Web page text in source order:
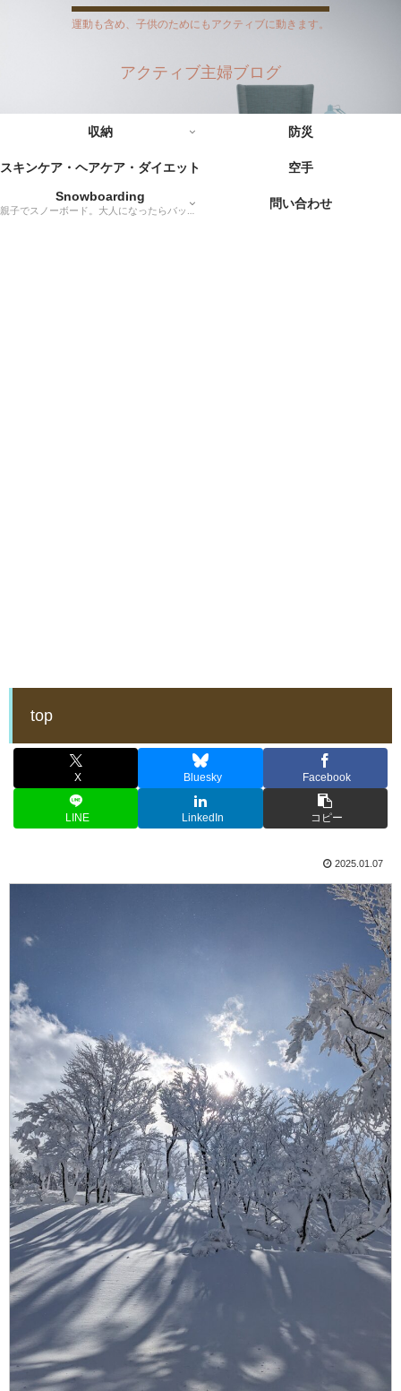
運動も含め、子供のためにもアクティブに動きます。
アクティブ主婦ブログ
収納 防災
スキンケア・ヘアケア・ダイエット
空手
Snowboarding
親子でスノーボード。大人になったらバックカントリーに挑戦だー！ 問い合わせ
top
X Bluesky Facebook
LINE LinkedIn コピー
2025.01.07